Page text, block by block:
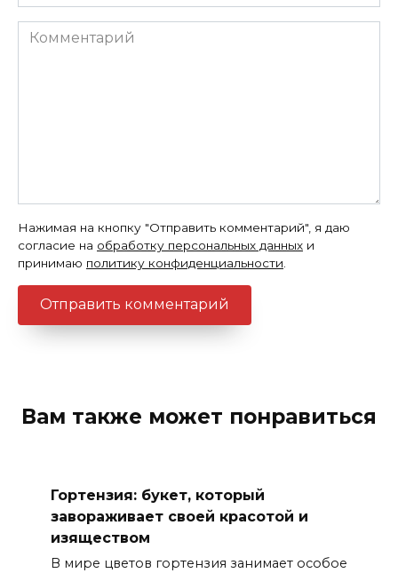
*
Комментарий
Нажимая на кнопку "Отправить комментарий", я даю
согласие на обработку персональных данных и
принимаю политику конфиденциальности
Вам также может понравиться
Гортензия: букет, который
завораживает своей красотой и
изяществом
В мире цветов гортензия занимает особое